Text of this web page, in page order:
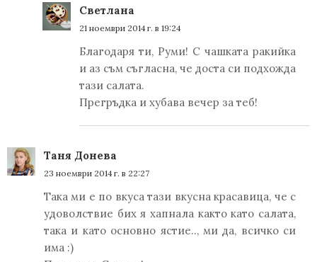
Светлана
21 ноември 2014 г. в 19:24
Благодаря ти, Руми! С чашката ракийка
и аз съм съгласна, че доста си подхожда
тази салата.
Прегръдка и хубава вечер за теб!
Таня Донева
23 ноември 2014 г. в 22:27
Така ми е по вкуса тази вкусна красавица, че с
удоволствие бих я хапнала както като салата,
така и като основно ястие.., ми да, всичко си
има :)